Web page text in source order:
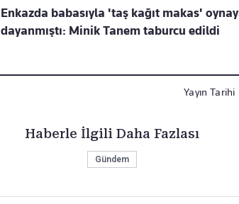
Enkazda babasıyla 'taş kağıt makas'
dayanmıştı: Minik Tanem taburcu edildi
Yayın Tarihi
Haberle İlgili Daha Fazlası
Gündem